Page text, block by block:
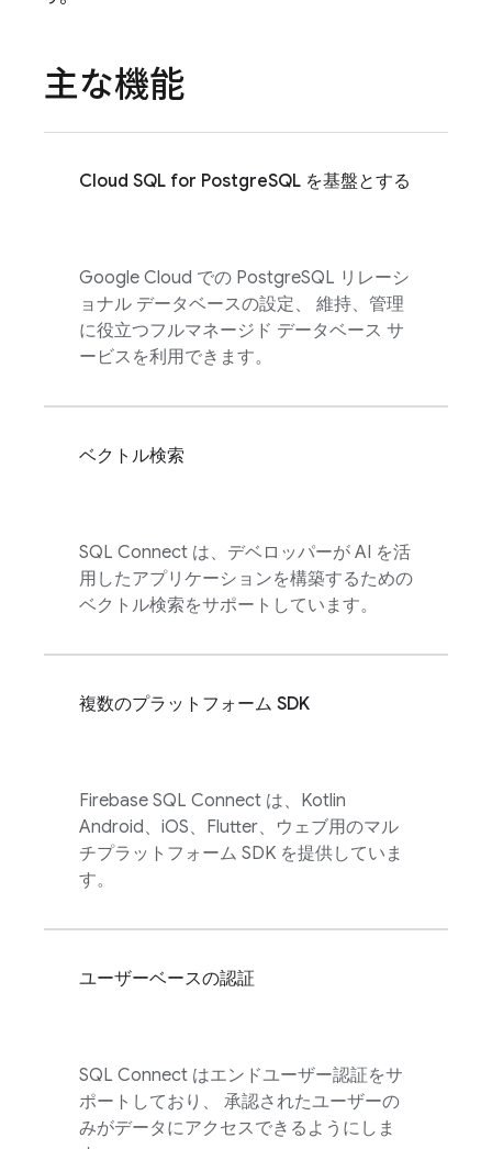
主な機能
Cloud SQL for PostgreSQL を基盤とする
Google Cloud での PostgreSQL リレーシ
ョナル データベースの設定、 維持、管理
に役立つフルマネージド データベース サ
ービスを利用できます。
ベクトル検索
SQL Connect は、デベロッパーが AI を活
用したアプリケーションを構築するための
ベクトル検索をサポートしています。
複数のプラットフォーム SDK
Firebase SQL Connect は、Kotlin
Android、iOS、Flutter、ウェブ用のマル
チプラットフォーム SDK を提供していま
す。
ユーザーベースの認証
SQL Connect はエンドユーザー認証をサ
ポートしており、 承認されたユーザーの
みがデータにアクセスできるようにしま